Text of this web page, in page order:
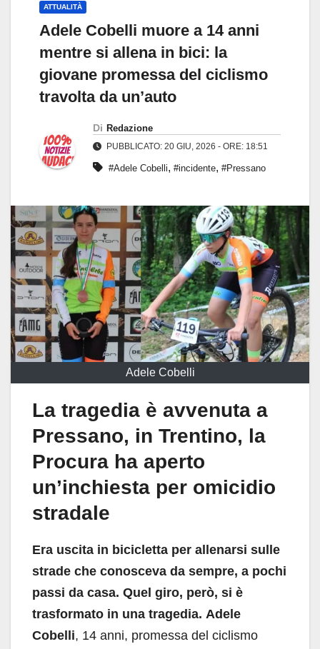
ATTUALITÀ
Adele Cobelli muore a 14 anni
mentre si allena in bici: la
giovane promessa del ciclismo
travolta da un’auto
Di Redazione
PUBBLICATO: 20 GIU, 2026 - ORE: 18:51
#Adele Cobelli, #incidente, #Pressano
Adele Cobelli
La tragedia è avvenuta a
Pressano, in Trentino, la
Procura ha aperto
un’inchiesta per omicidio
stradale
Era uscita in bicicletta per allenarsi sulle
strade che conosceva da sempre, a pochi
passi da casa. Quel giro, però, si è
trasformato in una tragedia. Adele
Cobelli, 14 anni, promessa del ciclismo